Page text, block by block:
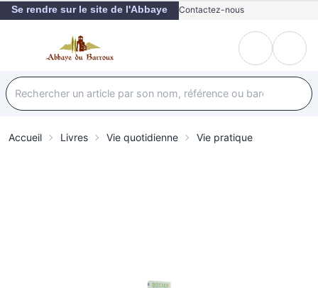
Se rendre sur le site de l'Abbaye Contactez-nous
Accueil Livres Vie quotidienne Vie pratique